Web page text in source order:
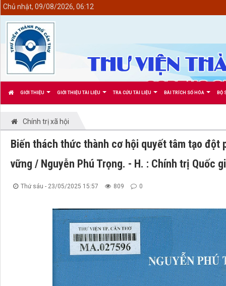
GIỚI THIỆU GIỚI THIỆU TÀI LIỆU TRA CỨU TÀI LIỆU BÀI TRÍCH SỐ HÓA BỘ
Chủ nhật, 09/08/2026, 06:12
Chính trị xã hội
Biến thách thức thành cơ hội quyết tâm tạo đột
vững / Nguyễn Phú Trọng. - H. : Chính trị Quốc
Thứ sáu - 23/05/2025 15:57 809 0
<